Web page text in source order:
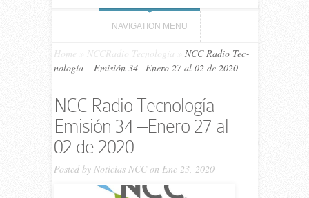
NAVIGATION MENU
Home NCCRadio Tecnología
NCC Ra­dio Tec­
no­lo­gía – Emi­sión 34 –Enero 27 al 02 de 2020
NCC Ra­dio Tec­no­lo­gía –
Emi­sión 34 –Enero 27 al
02 de 2020
Posted by Noticias NCCon Ene 23, 2020